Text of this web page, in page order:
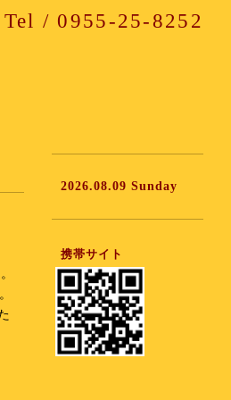
Tel / 0955-25-8252
2026.08.09 Sunday
携帯サイト